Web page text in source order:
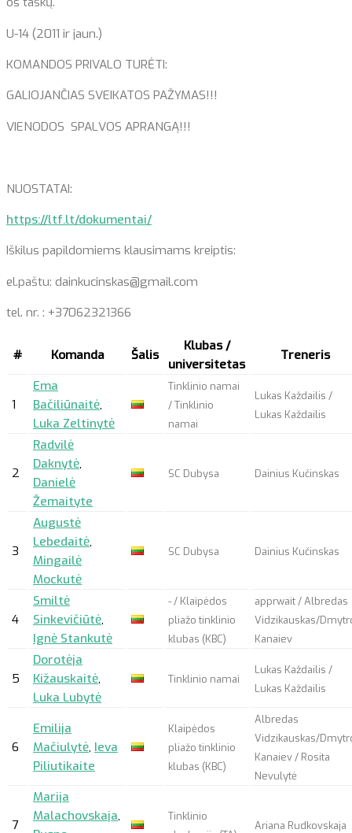
U-14 (2011 ir jaun.)
KOMANDOS PRIVALO TURĖTI:
GALIOJANČIAS SVEIKATOS PAŽYMAS!!!
VIENODOS SPALVOS APRANGĄ!!!
NUOSTATAI:
https://ltf.lt/dokumentai/
Iškilus papildomiems klausimams kreiptis:
el.paštu: dainkucinskas@gmail.com
tel. nr. : +37062321366
# Komanda Šalis
Klubas /
universitetas
Treneris
1
Ema
Bačiliūnaitė,
Luka Zeltinytė
Tinklinio namai
/ Tinklinio
namai
Lukas Každailis /
Lukas Každailis
2
Radvilė
Daknytė,
Danielė
Žemaityte
SC Dubysa Dainius Kučinskas
3
Augustė
Lebedaitė,
Mingailė
Mockutė
SC Dubysa Dainius Kučinskas
4
Smiltė
Sinkevičiūtė,
Ignė Stankutė
- / Klaipėdos
pliažo tinklinio
klubas (KBC)
apprwait/ Albredas
Vidzikauskas/
Kanaiev
5
Dorotėja
Kižauskaitė,
Luka Lubytė
Tinklinio namai
Lukas Každailis /
Lukas Každailis
6
Emilija
Mačiulytė, Ieva
Piliutikaite
Klaipėdos
pliažo tinklinio
klubas (KBC)
Albredas
Vidzikauskas/
Kanaiev / Rosita
Nevulytė
7
Marija
Malachovskaja,
Tinklinio
Ariana Rudkovskaja